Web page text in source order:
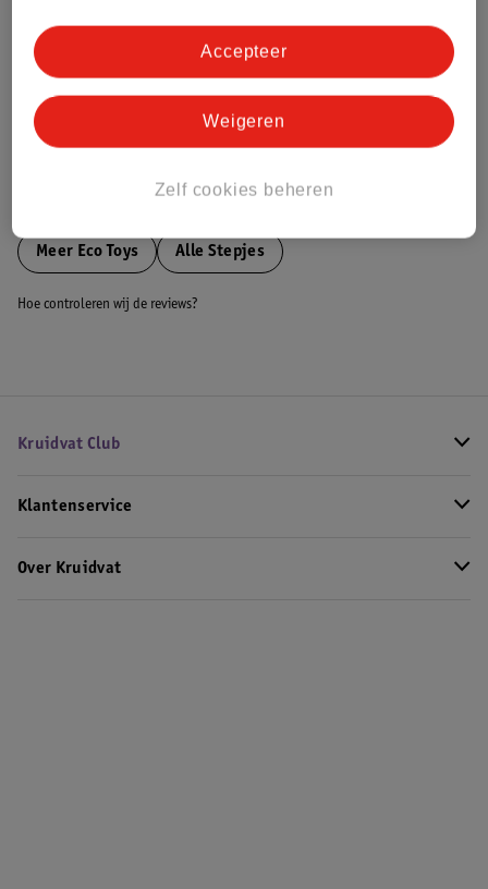
Bestel & Bezorginformatie
Meer Eco Toys Alle Stepjes
Hoe controleren wij de reviews?
Kruidvat Club
Klantenservice
Over Kruidvat
Zelf cookies beheren
Weigeren
Accepteer